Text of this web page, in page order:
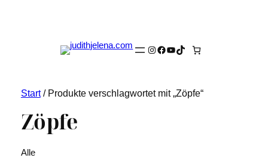
Instagram
Facebook
YouTube
TikTok
Start/ Produkte verschlagwortet mit „Zöpfe“
Zöpfe
Alle